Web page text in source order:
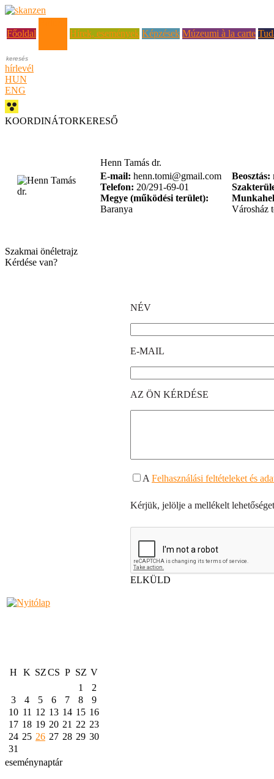
Főoldal
Hírek, események Képzések Múzeumi à la carte
hírlevél
HUN
ENG
KOORDINÁTORKERESŐ
Henn Tamás dr.
E-mail: henn.tomi@gmail.com
Telefon: 20/291-69-01
Megye (működési terület):
Baranya
Beosztás:
Városház
Szakmai önéletrajz
Kérdése van?
NÉV
E-MAIL
AZ ÖN KÉRDÉSE
A Felhasználási feltételeket és
Kérjük, jelölje a mellékelt
ELKÜLD
H K SZCS P SZ V
1
2
3
4 5 6 7 8
9
10 11 12 13 14 15 16
17 18 19 20 21 22 23
24 25 26 27 28 29 30
31
eseménynaptár